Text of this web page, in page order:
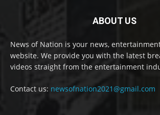
ABOUT US
News of Nation is your news,
website. We provide you with the latest
videos straight from the entertainment
Contact us: newsofnation2021@gmail.com